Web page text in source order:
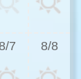
7 8/8